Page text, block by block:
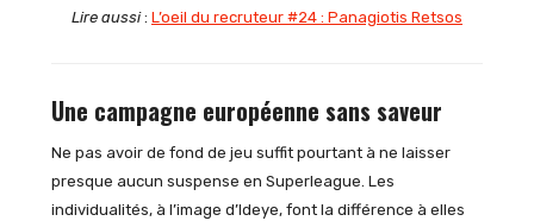
Lire aussi: L’oeil du recruteur #24 : Panagiotis Retsos
Une campagne européenne sans saveur
Ne pas avoir de fond de jeu suffit pourtant à ne laisser
presque aucun suspense en Superleague. Les
individualités, à l’image d’Ideye, font la différence à elles